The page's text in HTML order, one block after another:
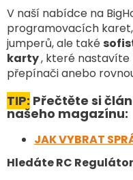
V naší nabídce na
programovacích
jumperů, ale také
karty, které
přepínači anebo
TIP: Přečtěte si
našeho magazínu:
JAK VYBRAT
Hledáte RC